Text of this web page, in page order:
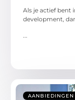
Als je actief bent
development,
AANBIEDINGEN